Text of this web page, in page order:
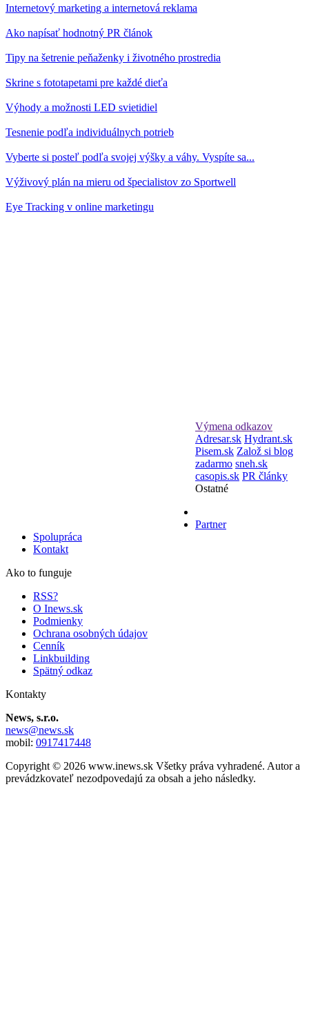
Internetový marketing a internetová reklama
Ako napísať hodnotný PR článok
Tipy na šetrenie peňaženky i životného prostredia
Skrine s fototapetami pre každé dieťa
Výhody a možnosti LED svietidiel
Tesnenie podľa individuálnych potrieb
Vyberte si posteľ podľa svojej výšky a váhy. Vyspíte sa...
Výživový plán na mieru od špecialistov zo Sportwell
Eye Tracking v online marketingu
Výmena odkazov
Adresar.sk Hydrant.sk
Pisem.sk Založ si blog
zadarmo sneh.sk
casopis.sk PR články
Ostatné
Partner
Spolupráca
Kontakt
Ako to funguje
RSS?
O Inews.sk
Podmienky
Ochrana osobných údajov
Cenník
Linkbuilding
Spätný odkaz
Kontakty
News, s.r.o.
news@news.sk
mobil: 0917417448
Copyright © 2026 www.inews.sk Všetky práva vyhradené. Autor a
prevádzkovateľ nezodpovedajú za obsah a jeho následky.